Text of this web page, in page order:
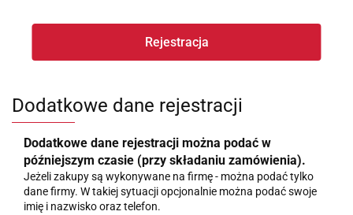
Rejestracja
Dodatkowe dane rejestracji
Dodatkowe dane rejestracji można podać w
późniejszym czasie (przy składaniu zamówienia).
Jeżeli zakupy są wykonywane na firmę - można podać tylko
dane firmy. W takiej sytuacji opcjonalnie można podać swoje
imię i nazwisko oraz telefon.